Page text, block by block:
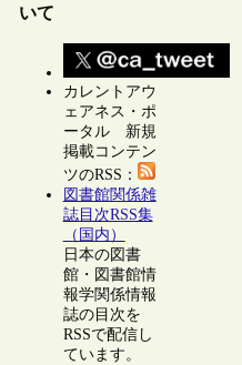
いて
カレントアウ
ェアネス・ポ
ータル 新規
掲載コンテン
ツのRSS：
図書館関係雑
誌目次RSS集
（国内）
日本の図書
館・図書館情
報学関係情報
誌の目次を
RSSで配信し
ています。